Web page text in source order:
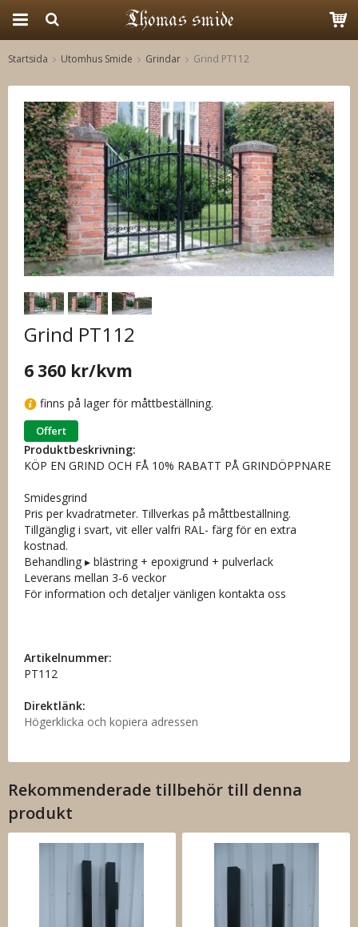
Startsida Utomhus Smide Grindar Grind PT112
Grind PT112
6 360 kr/kvm
finns på lager för måttbeställning.
Offert
Produktbeskrivning:
KÖP EN GRIND OCH FÅ 10% RABATT PÅ GRINDÖPPNARE
Smidesgrind
Pris per kvadratmeter. Tillverkas på måttbeställning.
Tillgänglig i svart, vit eller valfri RAL- färg för en extra
kostnad.
Behandling ▸ blästring + epoxigrund + pulverlack
Leverans mellan 3-6 veckor
För information och detaljer vänligen kontakta oss
Artikelnummer:
PT112
Direktlänk:
Högerklicka och kopiera adressen
Rekommenderade tillbehör till denna
produkt